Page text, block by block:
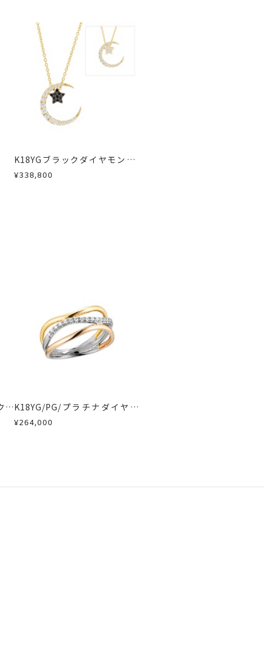
商品を交換させていただきます。
K18YGブラックダイヤモンド/
ダイヤモンドネックレス
¥338,800
レK18YG/PG/プラチナダイヤモ
ンドリング
¥264,000